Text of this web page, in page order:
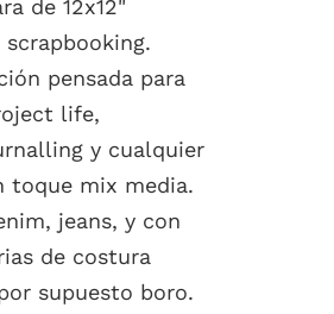
de 12x12"
pensada para
life,
y cualquier
toque mix media.
jeans, y con
de costura
supuesto boro.